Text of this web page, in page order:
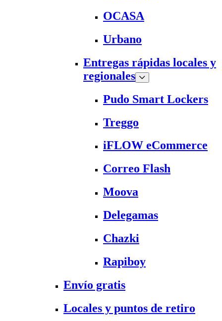
OCASA
Urbano
Entregas rápidas locales y
regionales
Pudo Smart Lockers
Treggo
iFLOW eCommerce
Correo Flash
Moova
Delegamas
Chazki
Rapiboy
Envío gratis
Locales y puntos de retiro